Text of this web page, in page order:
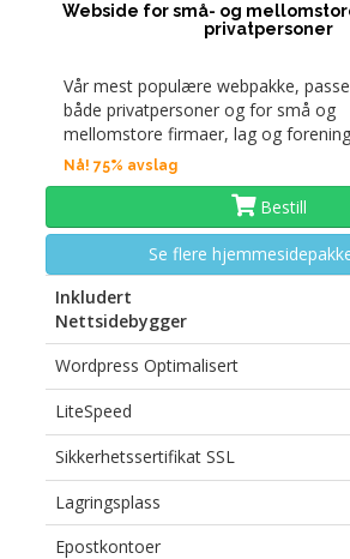
Webside for små- og
privatpersoner
Vår mest populære webpakke,
både privatpersoner og for små og
mellomstore firmaer, lag og
Nå! 75% avslag
Bestill
Se flere
Inkludert
Nettsidebygger
Wordpress Optimalisert
LiteSpeed
Sikkerhetssertifikat SSL
Lagringsplass
Epostkontoer